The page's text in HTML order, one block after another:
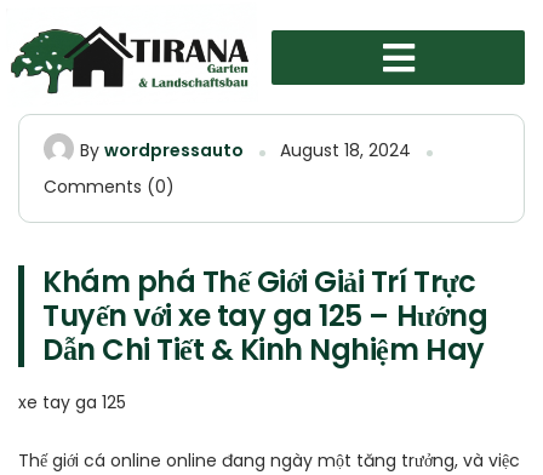
By wordpressauto
August 18, 2024
Comments (0)
Khám phá Thế Giới Giải Trí Trực
Tuyến với xe tay ga 125 – Hướng
Dẫn Chi Tiết & Kinh Nghiệm Hay
xe tay ga 125
Thế giới cá online online đang ngày một tăng trưởng, và việc